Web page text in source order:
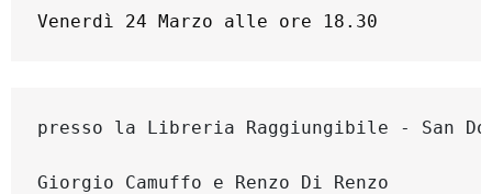
Venerdì 24 Marzo alle ore 18.30
presso la Libreria Raggiungibile - San
Giorgio Camuffo e Renzo Di Renzo